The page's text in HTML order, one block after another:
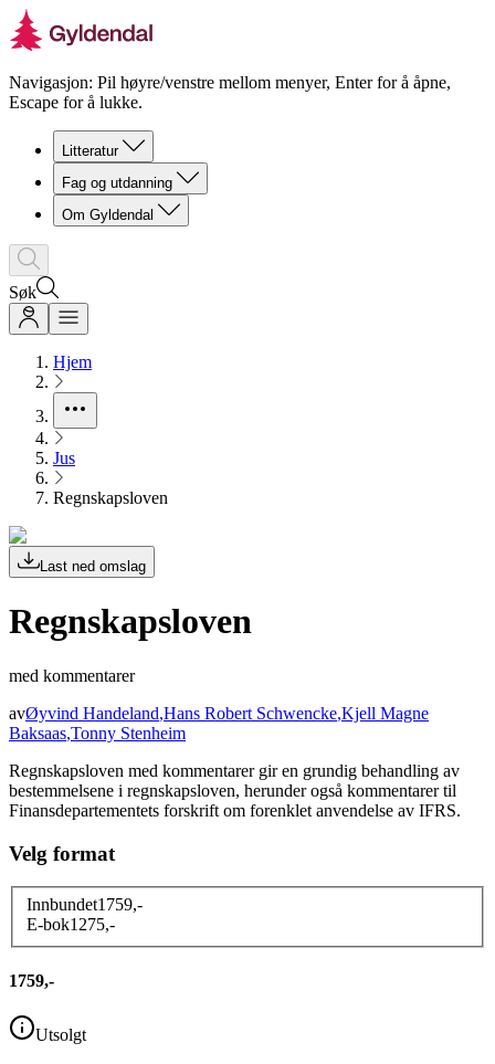
Navigasjon: Pil høyre/venstre mellom menyer, Enter for å åpne,
Escape for å lukke.
Litteratur
Fag og utdanning
Om Gyldendal
Søk
Hjem
Jus
Regnskapsloven
Last ned omslag
Regnskapsloven
med kommentarer
avØyvind Handeland,Hans Robert Schwencke,Kjell Magne
Baksaas,Tonny Stenheim
Regnskapsloven med kommentarer gir en grundig behandling av
bestemmelsene i regnskapsloven, herunder også kommentarer til
Finansdepartementets forskrift om forenklet anvendelse av IFRS.
Velg format
Innbundet1759,-
E-bok1275,-
1759,-
Utsolgt